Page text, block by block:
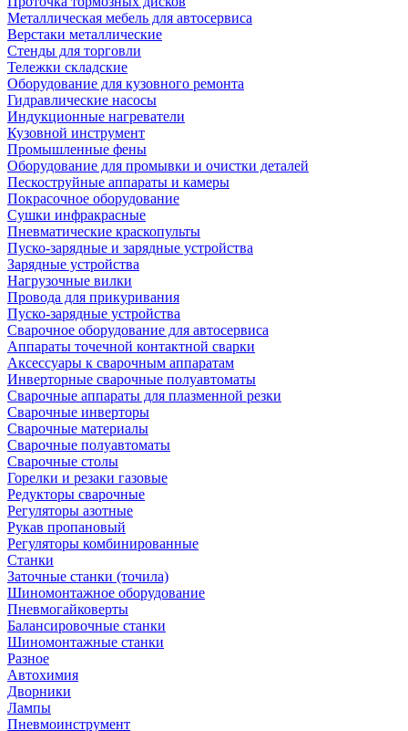
Металлическая мебель для автосервиса
Верстаки металлические
Стенды для торговли
Тележки складские
Оборудование для кузовного ремонта
Гидравлические насосы
Индукционные нагреватели
Кузовной инструмент
Промышленные фены
Оборудование для промывки и очистки деталей
Пескоструйные аппараты и камеры
Покрасочное оборудование
Сушки инфракрасные
Пневматические краскопульты
Пуско-зарядные и зарядные устройства
Зарядные устройства
Нагрузочные вилки
Провода для прикуривания
Пуско-зарядные устройства
Сварочное оборудование для автосервиса
Аппараты точечной контактной сварки
Аксессуары к сварочным аппаратам
Инверторные сварочные полуавтоматы
Сварочные аппараты для плазменной резки
Сварочные инверторы
Сварочные материалы
Сварочные полуавтоматы
Сварочные столы
Горелки и резаки газовые
Редукторы сварочные
Регуляторы азотные
Рукав пропановый
Регуляторы комбинированные
Станки
Заточные станки (точила)
Шиномонтажное оборудование
Пневмогайковерты
Балансировочные станки
Шиномонтажные станки
Разное
Автохимия
Дворники
Лампы
Пневмоинструмент